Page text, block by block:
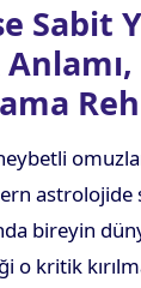
Sabit
astrolojide
bireyin
o kritik